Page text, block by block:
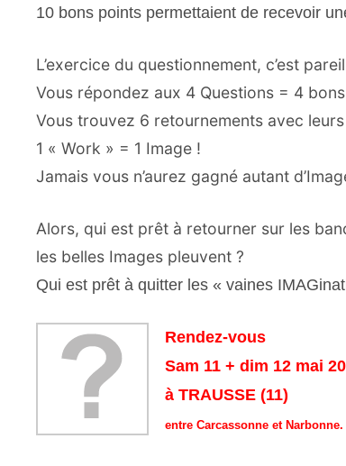
10 bons points permettaient de recevoir
L’exercice du questionnement, c’est
Vous répondez aux 4 Questions = 4
Vous trouvez 6 retournements avec
1 « Work » = 1 Image !
Jamais vous n’aurez gagné autant
Alors, qui est prêt à retourner sur les
les belles Images pleuvent ?
Qui est prêt à quitter les « vaines
Rendez-vous
Sam 11 + dim 12 mai
à TRAUSSE (11)
entre Carcassonne et Narbonne.